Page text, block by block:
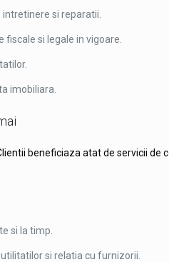
si reparatii.
si legale in vigoare.
imobiliara.
beneficiaza atat de servicii
si la timp.
si relatia cu furnizorii.